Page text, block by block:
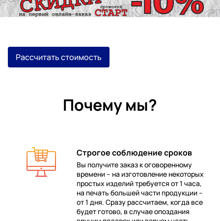
Рассчитать стоимость
Почему мы?
Строгое соблюдение сроков
Вы получите заказ к оговоренному
времени – на изготовление некоторых
простых изделий требуется от 1 часа,
на печать большей части продукции –
от 1 дня. Сразу рассчитаем, когда все
будет готово, в случае опоздания